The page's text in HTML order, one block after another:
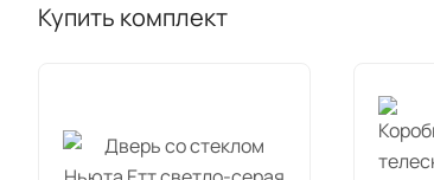
Купить комплект